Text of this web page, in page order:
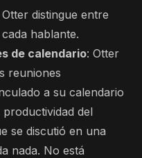
Otter distingue entre
hablante.
de calendario: Otter
reuniones
a su calendario
del
se discutió en una
nada. No está